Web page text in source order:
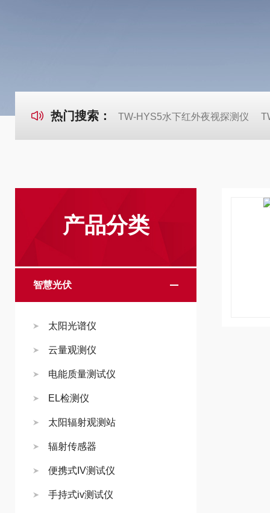
热门搜索： TW-HYS5水下红外夜视探测仪
产品分类
智慧光伏
太阳光谱仪
云量观测仪
电能质量测试仪
EL检测仪
太阳辐射观测站
辐射传感器
便携式IV测试仪
手持式iv测试仪